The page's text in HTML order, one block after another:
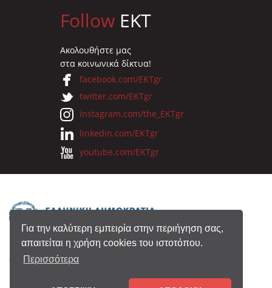
Για την καλύτερη εμπειρία στην περιήγηση σας,
απαιτείται η χρήση cookies του ιστοτόπου.
Περισσότερα
Follow EKT
Ακολουθήστε μας
στα κοινωνικά δίκτυα!
facebook.com/EKTgr
twitter.com/EKTgr
instagram.com/the_EKTgr
linkedin.com/EKTgr
youtube.com/EKTgr
© 2026 Eθνικό Κέντρο Τεκμηρίωσης